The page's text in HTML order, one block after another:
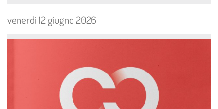
venerdì 12 giugno 2026